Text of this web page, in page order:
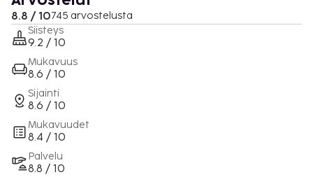
8.8 / 10745 arvostelusta
Siisteys
9.2 / 10
Mukavuus
8.6 / 10
Sijainti
8.6 / 10
Mukavuudet
8.4 / 10
Palvelu
8.8 / 10